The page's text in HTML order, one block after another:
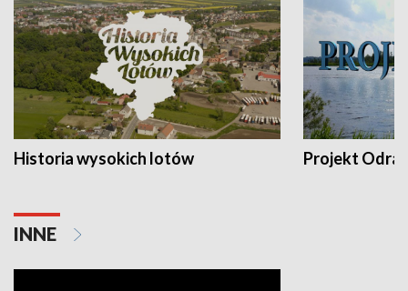
Historia wysokich lotów Projekt Odra
INNE